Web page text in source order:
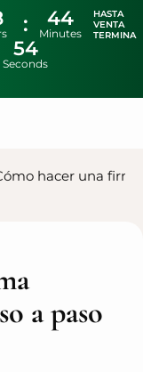
44
Minutes
53
Seconds
HASTA
VENTA
TERMINA
hacer una
a paso